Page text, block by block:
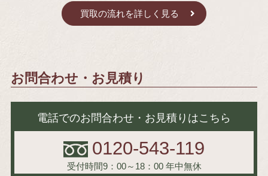
買取の流れを詳しく見る
お問合わせ・お見積り
電話でのお問合わせ・お見積りはこちら
0120-543-119
受付時間9：00～18：00 年中無休